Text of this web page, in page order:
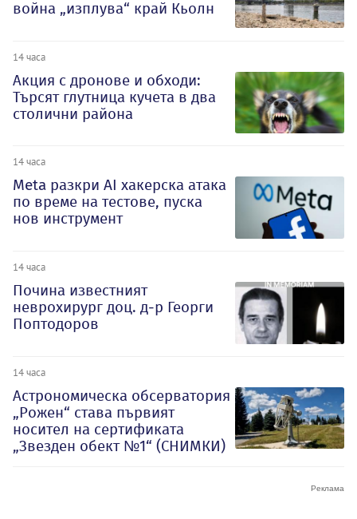
война „изплува“ край Кьолн
14 часа
Акция с дронове и обходи:
Търсят глутница кучета в два
столични района
14 часа
Meta разкри AI хакерска атака
по време на тестове, пуска
нов инструмент
14 часа
Почина известният
неврохирург доц. д-р Георги
Поптодоров
14 часа
Астрономическа обсерватория
„Рожен“ става първият
носител на сертификата
„Звезден обект №1“ (СНИМКИ)